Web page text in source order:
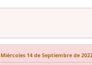
Miércoles 14 de Septiembre de